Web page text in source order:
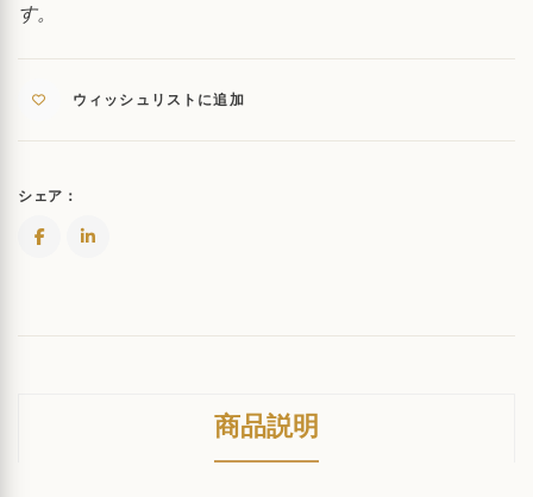
す。
ウィッシュリストに追加
シェア：
商品説明